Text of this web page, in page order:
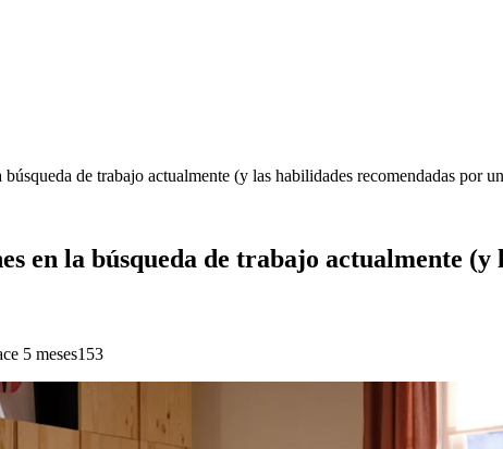
de trabajo actualmente (y las habilidades recomendadas por
en la búsqueda de trabajo actualmente
5 meses153